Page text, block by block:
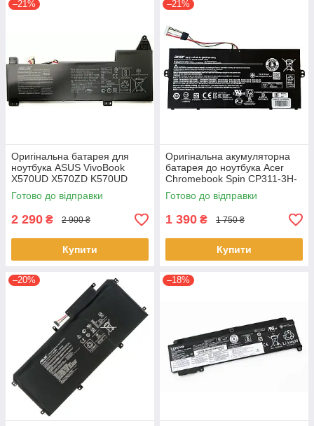
–21%
Оригінальна батарея для
ноутбука ASUS VivoBook
X570UD X570ZD K570UD
K570ZD R570UD R570ZD
F570UD - B31N1723
Готово до відправки
2 290 ₴ 2 900 ₴
Купити
–21%
Оригінальна акумуляторна
батарея до ноутбука Acer
Chromebook Spin CP311-3H-
K2RJ CP311-2H-C679 CP513-
1HL CP513-1H - AP16L8J
Готово до відправки
1 390 ₴ 1 750 ₴
Купити
–20% –18%